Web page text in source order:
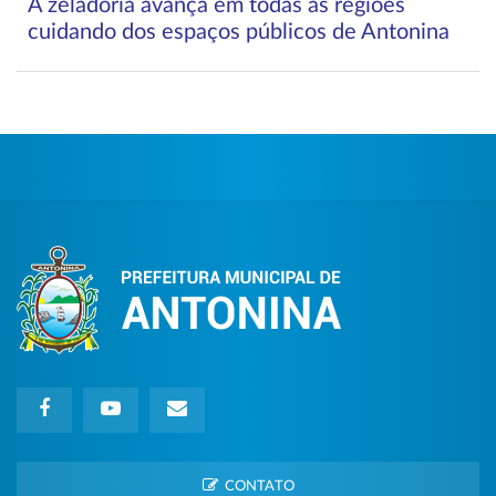
A zeladoria avança em todas as regiões
cuidando dos espaços públicos de Antonina
CONTATO